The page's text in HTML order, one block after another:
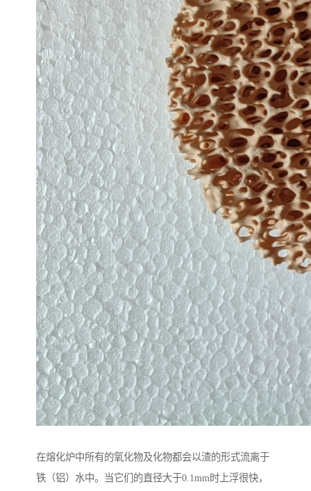
在熔化炉中所有的氧化物及化物都会以渣的形式流离于
铁（铝）水中。当它们的直径大于0.1mm时上浮很快，